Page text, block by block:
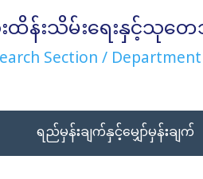
န်းသိမ်းရေးနှင့်သုတ
Section /
ရည်မှန်းချက်နှင့်မျှော်မှန်းချက်